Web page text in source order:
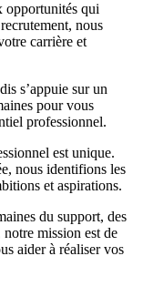
opportunités qui
nous
carrière et
s’appuie sur un
pour vous
professionnel.
est unique.
nous identifions les
et aspirations.
du support, des
notre mission est de
aider à réaliser vos